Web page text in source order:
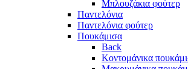
Μπλουζάκια φούτερ
Παντελόνια
Παντελόνια φούτερ
Πουκάμισα
Back
Κοντομάνικα